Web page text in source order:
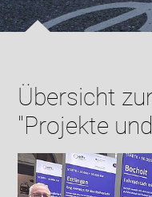
Übersicht
"Projekte